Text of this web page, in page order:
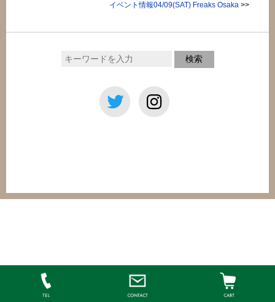
イベント情報04/09(SAT) Freaks Osaka>>